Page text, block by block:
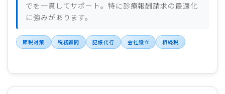
でを一貫してサポート。特に診療報酬請求の最適化
に強みがあります。
節税対策 税務顧問 記帳代行 会社設立 相続税